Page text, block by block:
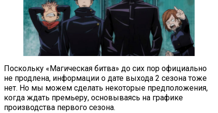
Поскольку «Магическая битва» до сих пор официально
не продлена, информации о дате выхода 2 сезона тоже
нет. Но мы можем сделать некоторые предположения,
когда ждать премьеру, основываясь на графике
производства первого сезона.